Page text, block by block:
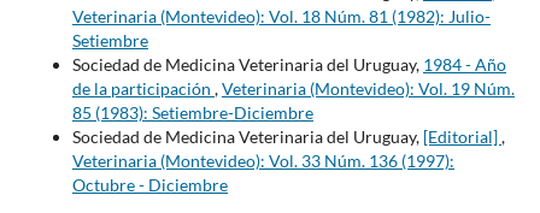
Veterinaria (Montevideo): Vol. 18 Núm. 81 (1982): Julio-
Setiembre
Sociedad de Medicina Veterinaria del Uruguay, 1984 - Año
de la participación ,Veterinaria (Montevideo): Vol. 19 Núm.
85 (1983): Setiembre-Diciembre
Sociedad de Medicina Veterinaria del Uruguay, [Editorial],
Veterinaria (Montevideo): Vol. 33 Núm. 136 (1997):
Octubre - Diciembre